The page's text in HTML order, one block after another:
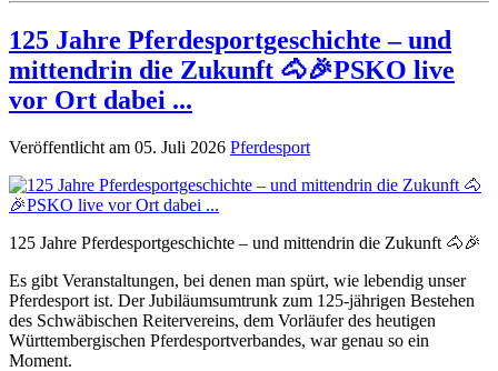
125 Jahre Pferdesportgeschichte – und
mittendrin die Zukunft 🐴🎉PSKO live
vor Ort dabei ...
Veröffentlicht am 05. Juli 2026 Pferdesport
125 Jahre Pferdesportgeschichte – und mittendrin die Zukunft 🐴🎉
Es gibt Veranstaltungen, bei denen man spürt, wie lebendig unser
Pferdesport ist. Der Jubiläumsumtrunk zum 125-jährigen Bestehen
des Schwäbischen Reitervereins, dem Vorläufer des heutigen
Württembergischen Pferdesportverbandes, war genau so ein
Moment.